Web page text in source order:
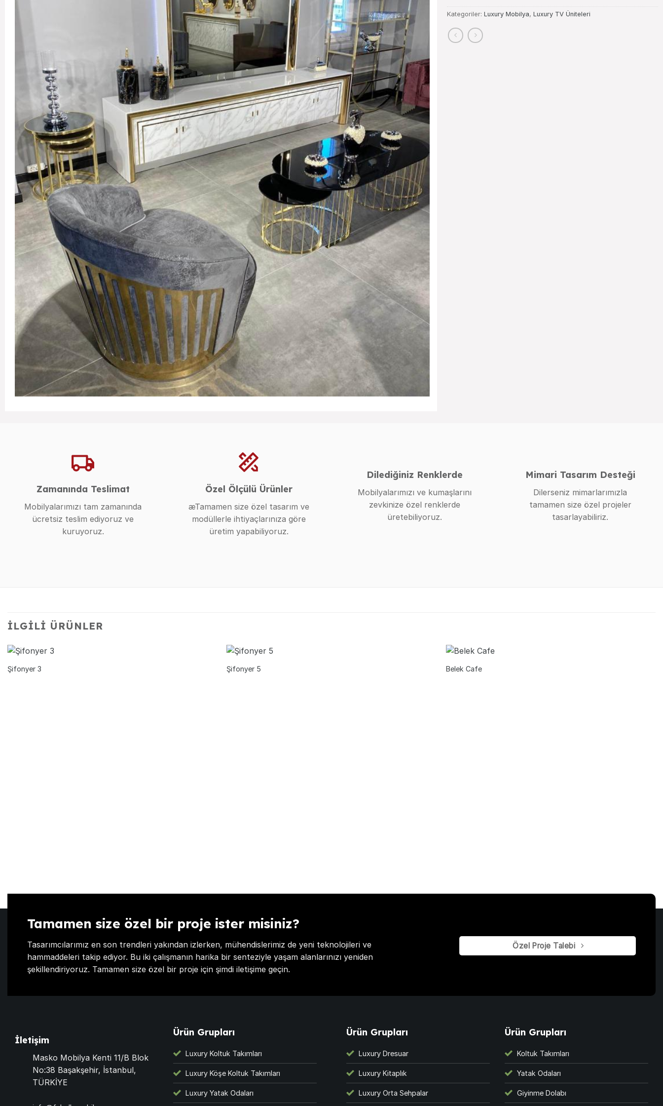
Kategoriler: Luxury Mobilya, Luxury TV Üniteleri
Zamanında Teslimat
Mobilyalarımızı tam zamanında
ücretsiz teslim ediyoruz ve
kuruyoruz.
Özel Ölçülü Ürünler
æTamamen size özel tasarım ve
modüllerle ihtiyaçlarınıza göre
üretim yapabiliyoruz.
Dilediğiniz Renklerde
Mobilyalarımızı ve kumaşlarını
zevkinize özel renklerde
üretebiliyoruz.
Mimari Tasarım Desteği
Dilerseniz mimarlarımızla
tamamen size özel projeler
tasarlayabiliriz.
İLGILI ÜRÜNLER
Şifonyer 3 Şifonyer 5 Belek Cafe
Tamamen size özel bir proje ister misiniz?
Tasarımcılarımız en son trendleri yakından izlerken, mühendislerimiz de yeni teknolojileri ve
hammaddeleri takip ediyor. Bu iki çalışmanın harika bir senteziyle yaşam alanlarınızı yeniden
şekillendiriyoruz. Tamamen size özel bir proje için şimdi iletişime geçin.
Özel Proje Talebi
İletişim
Masko Mobilya Kenti 11/B Blok
No:38 Başakşehir, İstanbul,
TÜRKİYE
Ürün Grupları
Luxury Koltuk Takımları
Luxury Köşe Koltuk Takımları
Luxury Yatak Odaları
Ürün Grupları
Luxury Dresuar
Luxury Kitaplık
Luxury Orta Sehpalar
Ürün Grupları
Koltuk Takımları
Yatak Odaları
Giyinme Dolabı